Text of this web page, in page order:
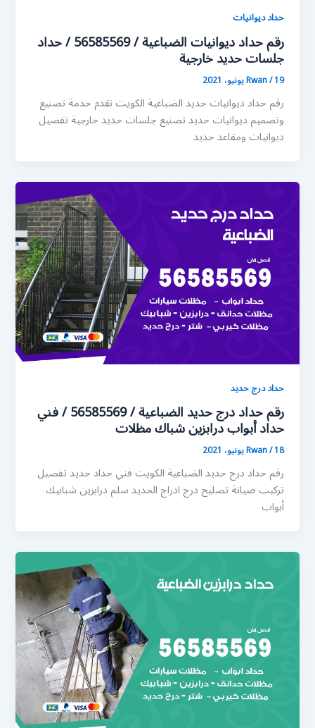
حداد ديوانيات
رقم حداد ديوانيات الضباعية / 56585569 / حداد
جلسات حديد خارجية
Rwan/19 يونيو، 2021
رقم حداد ديوانيات حديد الضباعية الكويت نقدم خدمة تصنيع
وتصميم ديوانيات حديد تصنيع جلسات حديد خارجية تفصيل
ديوانيات ومقاعد حديد
حداد درج حديد
رقم حداد درج حديد الضباعية / 56585569 / فني
حداد أبواب درابزين شباك مظلات
Rwan/18 يونيو، 2021
رقم حداد درج حديد الضباعية الكويت فني حداد حديد تفصيل
تركيب صيانة تصليح درج ادراج الحديد سلم درابزين شبابيك
أبواب